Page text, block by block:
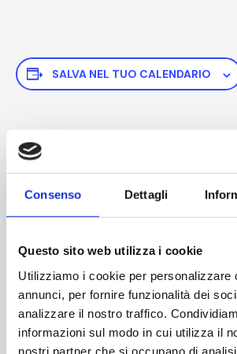
Consenso Dettagli
Questo sito web utilizza i cookie
Utilizziamo i cookie per personalizzare
annunci, per fornire funzionalità dei
analizzare il nostro traffico.
informazioni sul modo in cui utilizza il
nostri partner che si occupano di
SALVA NEL TUO CALENDARIO
DETTAGLI
Inizio:
5 Giugno
Fine: